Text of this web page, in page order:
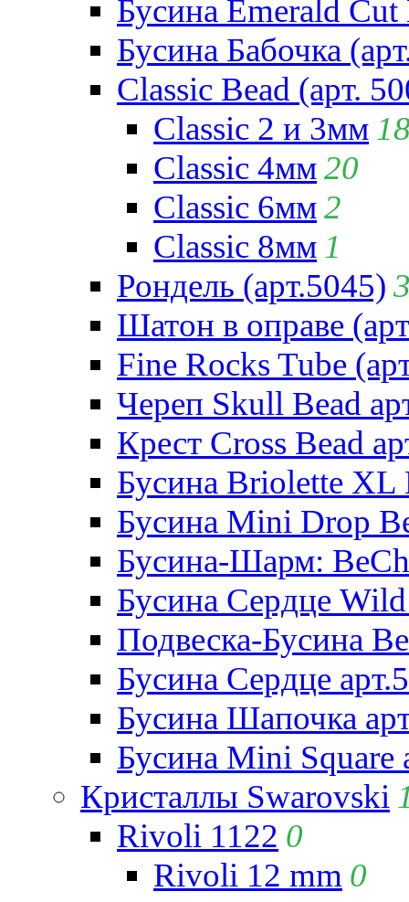
Бусина Emerald Cut
Бусина Бабочка
Classic Bead (арт.
Classic 2 и 3мм
Classic 4мм20
Classic 6мм2
Classic 8мм 1
Рондель (арт.5045)
Шатон в оправе
Fine Rocks Tube
Череп Skull Bead
Крест Cross Bead
Бусина Briolette XL
Бусина Mini Drop
Бусина-Шарм:
Бусина Сердце
Подвеска-Бусина
Бусина Сердце
Бусина Шапочка
Бусина Mini Square
Кристаллы Swarovski
Rivoli 1122 0
Rivoli 12 mm 0